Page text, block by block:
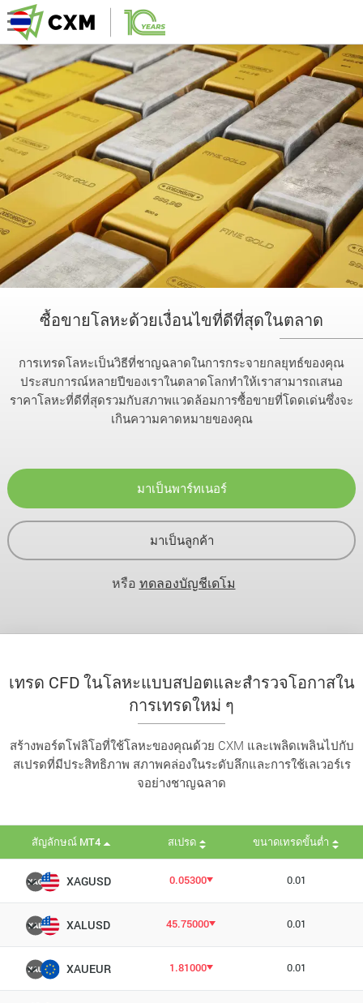
ซื้อขายโลหะด้วยเงื่อนไขที่ดีที่สุดในตลาด
การเทรดโลหะเป็นวิธีที่ชาญฉลาดในการกระจายกลยุทธ์ของคุณ
ประสบการณ์หลายปีของเราในตลาดโลกทำให้เราสามารถเสนอ
ราคาโลหะที่ดีที่สุดรวมกับสภาพแวดล้อมการซื้อขายที่โดดเด่นซึ่งจะ
เกินความคาดหมายของคุณ
มาเป็นพาร์ทเนอร์
มาเป็นลูกค้า
หรือ ทดลองบัญชีเดโม
เทรด CFD ในโลหะแบบสปอตและสำรวจโอกาสใน
การเทรดใหม่ ๆ
สร้างพอร์ตโฟลิโอที่ใช้โลหะของคุณด้วย CXM และเพลิดเพลินไปกับ
สเปรดที่มีประสิทธิภาพ สภาพคล่องในระดับลึกและการใช้เลเวอร์เร
จอย่างชาญฉลาด
สัญลักษณ์ MT4 สเปรด ขนาดเทรดขั้นต่ำ
XAGUSD 0.05300 0.01
XALUSD 45.75000 0.01
XAUEUR 1.81000 0.01